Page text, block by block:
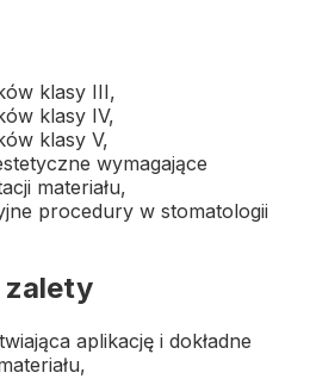
klasy III,
klasy IV,
klasy V,
wymagające
materiału,
procedury w stomatologii
zalety
aplikację i dokładne